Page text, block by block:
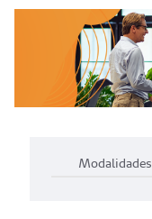
Modalidades